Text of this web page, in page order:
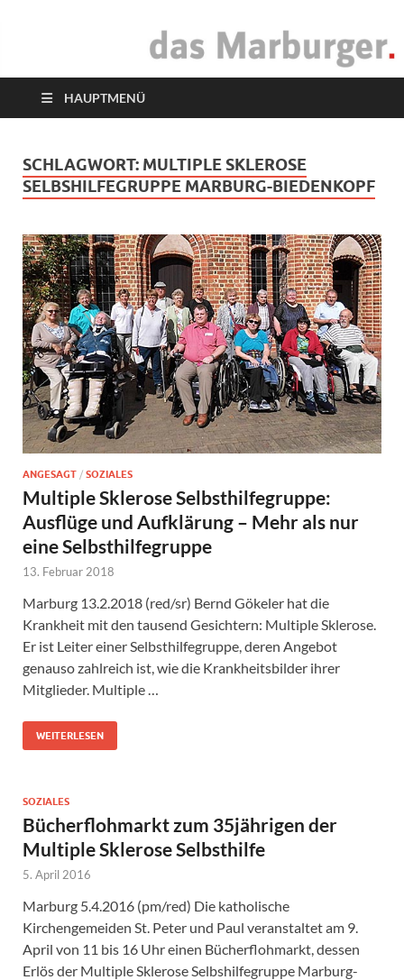
das Marburger.
HAUPTMENÜ
SCHLAGWORT: MULTIPLE SKLEROSE
SELBSHILFEGRUPPE MARBURG-BIEDENKOPF
ANGESAGT / SOZIALES
Multiple Sklerose Selbsthilfegruppe:
Ausflüge und Aufklärung – Mehr als nur
eine Selbsthilfegruppe
13. Februar 2018
Marburg 13.2.2018 (red/sr) Bernd Gökeler hat die
Krankheit mit den tausend Gesichtern: Multiple Sklerose.
Er ist Leiter einer Selbsthilfegruppe, deren Angebot
genauso zahlreich ist, wie die Krankheitsbilder ihrer
Mitglieder. Multiple …
WEITERLESEN
SOZIALES
Bücherflohmarkt zum 35jährigen der
Multiple Sklerose Selbsthilfe
5. April 2016
Marburg 5.4.2016 (pm/red) Die katholische
Kirchengemeiden St. Peter und Paul veranstaltet am 9.
April von 11 bis 16 Uhr einen Bücherflohmarkt, dessen
Erlös der Multiple Sklerose Selbshilfegruppe Marburg-